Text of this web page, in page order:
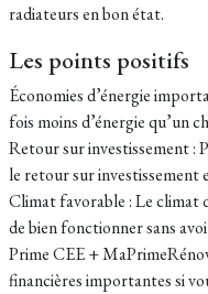
radiateurs en bon état.
Les points positifs
Économies d’énergie
fois moins d’énergie qu’un
Retour sur investissement :
le retour sur investissement
Climat favorable : Le climat
de bien fonctionner sans
Prime CEE +
financières importantes si